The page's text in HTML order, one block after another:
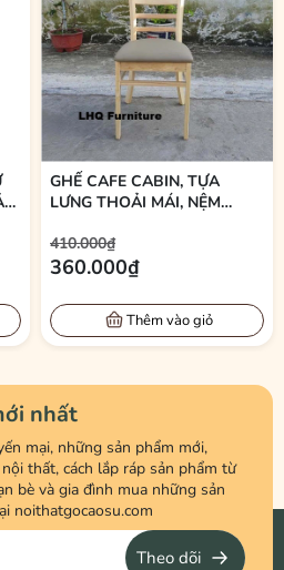
GHẾ CAFE CABIN, TỰA
LƯNG THOẢI MÁI, NỆM
410.000₫
360.000₫
Thêm vào giỏ
nhất
mại, những sản phẩm mới,
thất, cách lắp ráp sản phẩm từ
bè và gia đình mua những sản
noithatgocaosu.com
Theo dõi